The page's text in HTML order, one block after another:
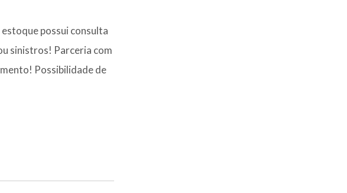
estoque possui consulta
sinistros! Parceria com
Possibilidade de